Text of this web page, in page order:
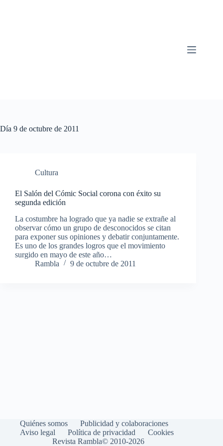
Día 9 de octubre de 2011
Cultura
El Salón del Cómic Social corona con éxito su
segunda edición
La costumbre ha logrado que ya nadie se extrañe al
observar cómo un grupo de desconocidos se citan
para exponer sus opiniones y debatir conjuntamente.
Es uno de los grandes logros que el movimiento
surgido en mayo de este año…
Rambla
9 de octubre de 2011
Quiénes somos
Publicidad y colaboraciones
Aviso legal
Política de privacidad
Cookies
Revista Rambla© 2010-2026